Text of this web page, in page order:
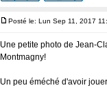
Posté le: Lun Sep 11, 2017
Une petite photo de Jean-
Montmagny!
Un peu éméché d'avoir